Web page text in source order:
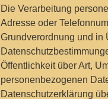
Die Verarbeitung
Adresse oder
Grundverordnung und in
Öffentlichkeit über Art,
personenbezogenen
Datenschutzerklärung